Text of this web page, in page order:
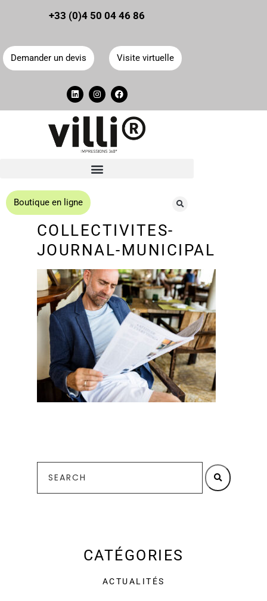
Panneau de gestion des cookies
+33 (0)4 50 04 46 86
Demander un devis Visite virtuelle
Boutique en ligne
COLLECTIVITES-
JOURNAL-MUNICIPAL
CATÉGORIES
ACTUALITÉS